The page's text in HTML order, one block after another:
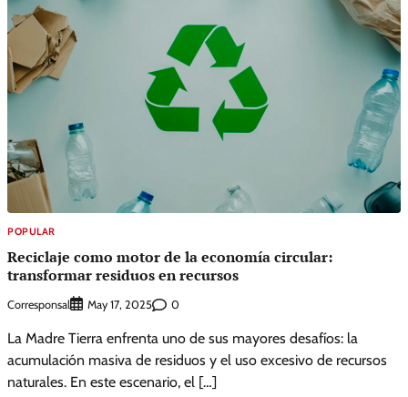
POPULAR
Reciclaje como motor de la economía circular:
transformar residuos en recursos
Corresponsal May 17, 2025 0
La Madre Tierra enfrenta uno de sus mayores desafíos: la
acumulación masiva de residuos y el uso excesivo de recursos
naturales. En este escenario, el […]